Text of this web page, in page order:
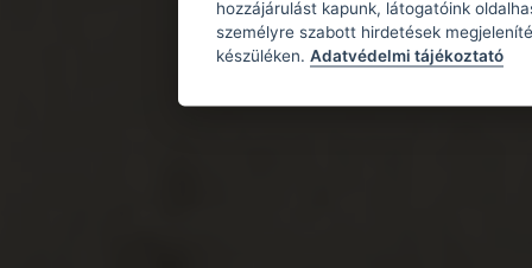
hozzájárulást kapunk, látogatóink
személyre szabott hirdetések
készüléken. Adatvédelmi tájékoztató